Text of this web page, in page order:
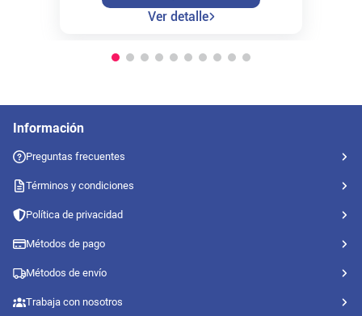
Ver detalle
Información
Preguntas frecuentes
Términos y condiciones
Política de privacidad
Métodos de pago
Métodos de envío
Trabaja con nosotros